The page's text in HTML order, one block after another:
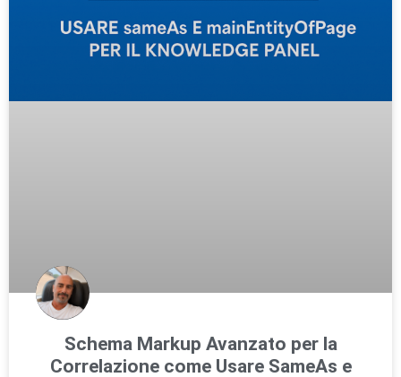
Schema Markup Avanzato per la
Correlazione come Usare SameAs e